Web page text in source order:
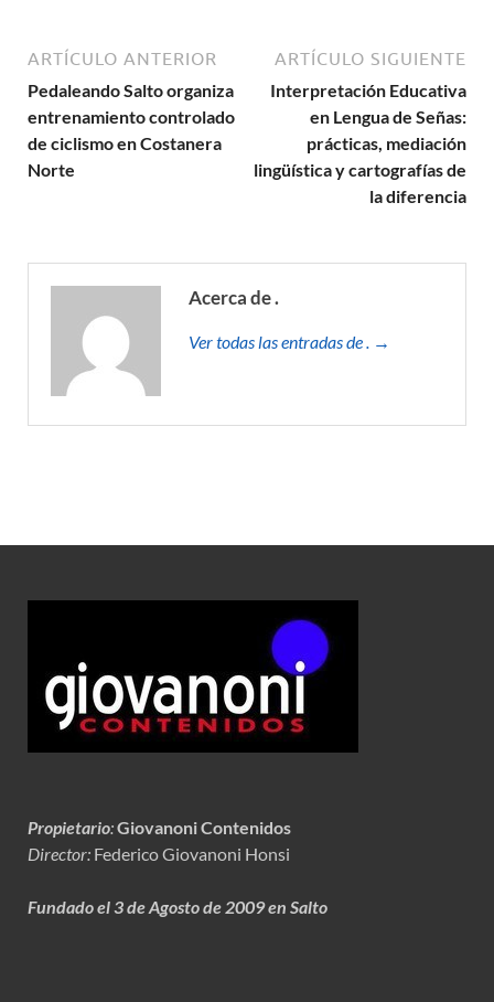
ARTÍCULO ANTERIOR
Pedaleando Salto organiza
entrenamiento controlado
de ciclismo en Costanera
Norte
ARTÍCULO SIGUIENTE
Interpretación Educativa
en Lengua de Señas:
prácticas, mediación
lingüística y cartografías de
la diferencia
Acerca de .
Ver todas las entradas de . →
Propietario:Giovanoni Contenidos
Director: Federico Giovanoni Honsi
Fundado el 3 de Agosto de 2009 en Salto